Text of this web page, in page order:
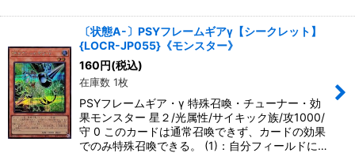
〔状態A-〕PSYフレームギアγ【シークレット】
{LOCR-JP055}《モンスター》
160円(税込)
在庫数 1枚
PSYフレームギア・γ 特殊召喚・チューナー・効
果モンスター 星２/光属性/サイキック族/攻1000/
守 0 このカードは通常召喚できず、カードの効果
でのみ特殊召喚できる。 (1)：自分フィールドに…